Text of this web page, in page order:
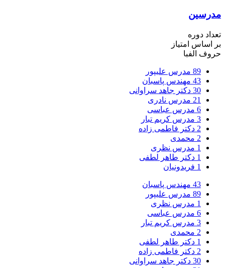
مدرسین
تعداد دوره
بر اساس امتیاز
حروف الفبا
89 مدرس علیپور
43 مهندس پاسبان
30 دکتر جاهد سراوانی
21 مدرس نادری
6 مدرس عباسی
3 مدرس کریم تبار
2 دکتر فاطمی زاده
2 محمدی
1 مدرس نظری
1 دکتر طاهر لطفی
1 فریدونیان
43 مهندس پاسبان
89 مدرس علیپور
1 مدرس نظری
6 مدرس عباسی
3 مدرس کریم تبار
2 محمدی
1 دکتر طاهر لطفی
2 دکتر فاطمی زاده
30 دکتر جاهد سراوانی